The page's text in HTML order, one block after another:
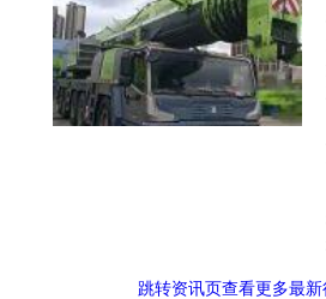
跳转资讯页查看更多最